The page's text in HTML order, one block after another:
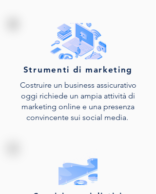
Strumenti di marketing
Costruire un business assicurativo
oggi richiede un ampia attività di
marketing online e una presenza
convincente sui social media.